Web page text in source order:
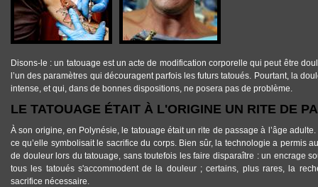
Disons-le : un tatouage est un acte de modification corporelle qui peut être
l’un des paramètres qui découragent parfois les futurs tatoués. Pourtant, la
intense, et qui, dans de bonnes dispositions, ne posera pas de problème.
LE TATOUAGE ÉTAIT À L'ORIGINE UN RITE DE
À son origine, en Polynésie, le tatouage était un rite de passage à l’âge
ce qu’elle symbolisait le sacrifice du corps. Bien sûr, la technologie a permis
de douleur lors du tatouage, sans toutefois les faire disparaître : un encrage
tous les tatoués s'accommodent de la douleur ; certains, plus rares, la
sacrifice nécessaire.